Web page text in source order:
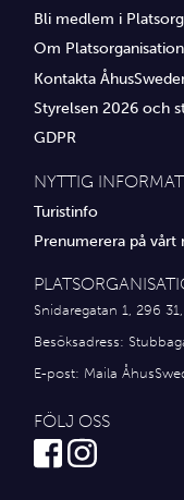
Bli medlem i
Om
Kontakta
Styrelsen 2026 och
GDPR
NYTTIG
Turistinfo
Prenumerera på vårt
Snidaregatan 1, 296
Besöksadress:
E-post: Maila
FÖLJ OSS